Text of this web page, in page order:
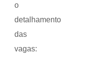
o
detalhamento
das
vagas: